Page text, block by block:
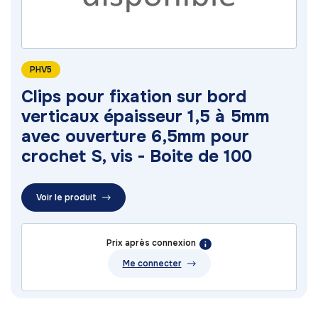
PHV5
Clips pour fixation sur bord
verticaux épaisseur 1,5 à 5mm
avec ouverture 6,5mm pour
crochet S, vis - Boite de 100
Voir le produit
Prix après connexion
Me connecter